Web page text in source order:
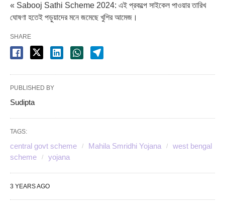
« Sabooj Sathi Scheme 2024: এই প্রকল্পে সাইকেল পাওয়ার তারিখ
ঘোষণা হতেই পড়ুয়াদের মনে জমেছে খুশির আমেজ।
SHARE
PUBLISHED BY
Sudipta
TAGS:
central govt scheme Mahila Smridhi Yojana
west bengal
scheme
yojana
3 YEARS AGO